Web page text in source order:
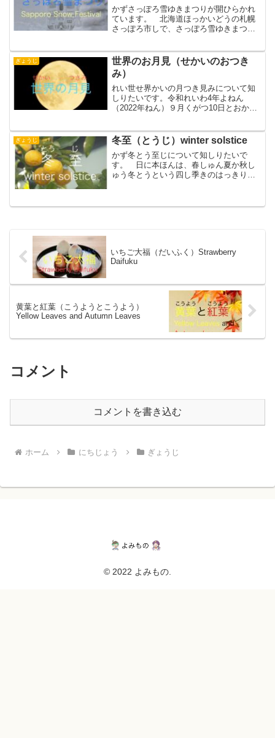
かずさっぽろ雪ゆきまつりが開ひらかれ
ています。 北海道ほっかいどうの札幌
さっぽろ市しで、さっぽろ雪ゆきまつり
まつりでは、雪ゆきでできた大小だいし
ょうの像ぞうがたくさん飾...
ぎょうじ
世界のお月見（せかいのおつき
み）
れい世せ界かいの月つき見みについて知
しりたいです。令和れいわ4年よねん
（2022年ねん）９月くがつ10日とおか
で、きれいな満月まんげつを見みること
ができました。まんげつの ...
ぎょうじ 冬至（とうじ）winter solstice
かず冬とう至じについて知しりたいで
す。 日に本ほんは、春しゅん夏か秋し
ゅう冬とうという四し季きのはっきりし
四し節せっ気きというものがありま
いちご大福（だいふく）Strawberry
Daifuku
黄葉と紅葉（こうようとこうよう）
Yellow Leaves and Autumn Leaves
コメント
コメントを書き込む
ホーム にちじょう ぎょうじ
© 2022 よみもの.